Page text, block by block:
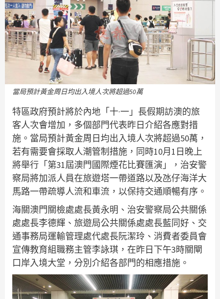
當局預計黃金周日均出入境人次將超過50萬
特區政府預計將於內地「十·一」長假期訪澳的旅
客人次會增加，多個部門代表昨日介紹各應對措
施。當局預計黃金周日均出入境人次將超過50萬，
若有需要會採取人潮管制措施，同時10月1日晚上
將舉行「第31屆澳門國際煙花比賽匯演」，治安警
察局將加派人員在旅遊塔一帶道路以及氹仔海洋大
馬路一帶疏導人流和車流，以保持交通順暢有序。
海關澳門關檢處處長黃永明、治安警察局公共關係
處處長李德輝、旅遊局公共關係處處長藍同好、交
通事務局運輸管理處代處長阮潔玲、消費者委員會
宣傳教育組職務主管李詠琪，在昨日下午3時關閘
口岸入境大堂，分別介紹各部門的相應措施。